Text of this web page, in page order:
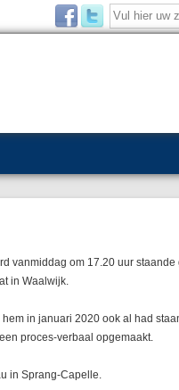
vanmiddag om 17.20 uur staande
in Waalwijk.
in januari 2020 ook al had
proces-verbaal opgemaakt.
in Sprang-Capelle.